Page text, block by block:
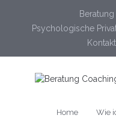
Psychologische
Home Wie